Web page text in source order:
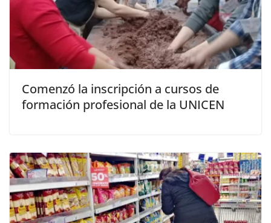
Comenzó la inscripción a cursos de
formación profesional de la UNICEN